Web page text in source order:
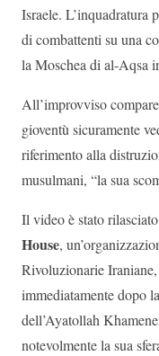
Israele. L’inquadratura
di combattenti su una
la Moschea di al-Aqsa
All’improvviso
gioventù sicuramente
riferimento alla
musulmani, “la sua
Il video è stato
House,
Rivoluzionarie
immediatamente dopo
dell’Ayatollah
notevolmente la sua